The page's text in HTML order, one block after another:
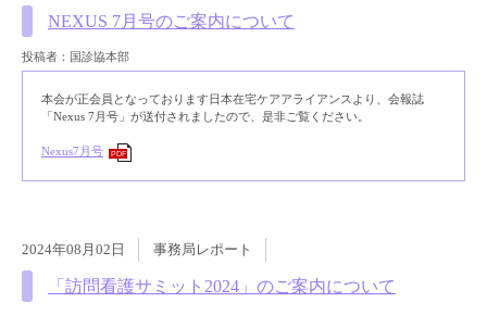
NEXUS 7月号のご案内について
投稿者：国診協本部
本会が正会員となっております日本在宅ケアアライアンスより、会報誌
「Nexus 7月号」が送付されましたので、是非ご覧ください。
Nexus7月号 PDF
2024年08月02日 事務局レポート
「訪問看護サミット2024」のご案内について